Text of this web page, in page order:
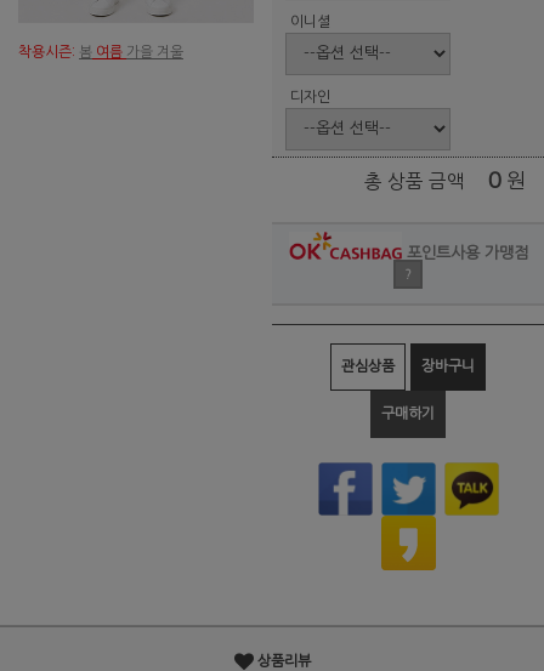
착용시즌: 봄 여름 가을 겨울
이니셜
디자인
총 상품 금액 0 원
포인트사용 가맹점
?
관심상품 장바구니
구매하기
상품리뷰